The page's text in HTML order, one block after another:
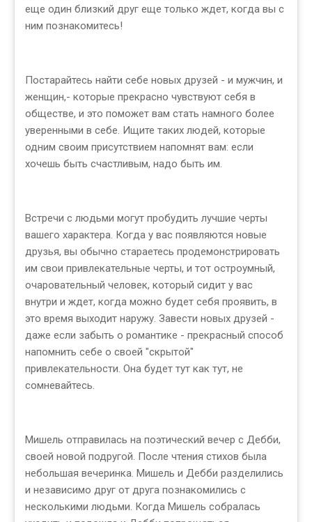
еще один близкий друг еще только ждет, когда вы с
ним познакомитесь!
Постарайтесь найти себе новых друзей - и мужчин, и
женщин,- которые прекрасно чувствуют себя в
обществе, и это поможет вам стать намного более
уверенными в себе. Ищите таких людей, которые
одним своим присутствием напомнят вам: если
хочешь быть счастливым, надо быть им.
Встречи с людьми могут пробудить лучшие черты
вашего характера. Когда у вас появляются новые
друзья, вы обычно стараетесь продемонстрировать
им свои привлекательные черты, и тот остроумный,
очаровательный человек, который сидит у вас
внутри и ждет, когда можно будет себя проявить, в
это время выходит наружу. Завести новых друзей -
даже если забыть о романтике - прекрасный способ
напомнить себе о своей "скрытой"
привлекательности. Она будет тут как тут, не
сомневайтесь.
Мишель отправилась на поэтический вечер с Дебби,
своей новой подругой. После чтения стихов была
небольшая вечеринка. Мишель и Дебби разделились
и независимо друг от друга познакомились с
несколькими людьми. Когда Мишель собралась